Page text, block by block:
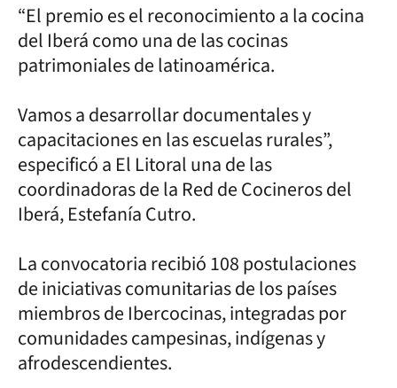
“El premio es el reconocimiento a la cocina
del Iberá como una de las cocinas
patrimoniales de latinoamérica.
Vamos a desarrollar documentales y
capacitaciones en las escuelas rurales”,
especificó a El Litoral una de las
coordinadoras de la Red de Cocineros del
Iberá, Estefanía Cutro.
La convocatoria recibió 108 postulaciones
de iniciativas comunitarias de los países
miembros de Ibercocinas, integradas por
comunidades campesinas, indígenas y
afrodescendientes.